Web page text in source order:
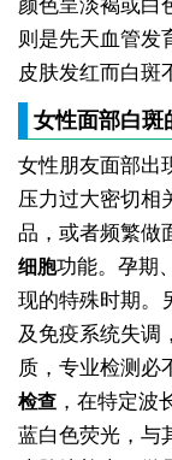
颜色呈淡褐或白
则是先天血管发
皮肤发红而白斑
女性面部白斑
女性朋友面部出
压力过大密切相
品，或者频繁做
细胞功能。孕期
现的特殊时期。
及免疫系统失调
质，专业检测必
检查，在特定波
蓝白色荧光，与